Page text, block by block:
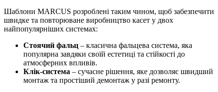
Шаблони MARCUS розроблені таким чином, щоб забезпечити
швидке та повторюване виробництво касет у двох
найпопулярніших системах:
Стоячий фальц – класична фальцева система, яка
популярна завдяки своїй естетиці та стійкості до
атмосферних впливів.
Клік-система – сучасне рішення, яке дозволяє швидший
монтаж та простіший демонтаж у разі ремонту.